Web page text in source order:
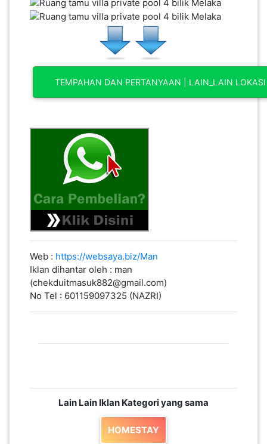
TEMPAHAN DAN PERTANYAAN | LAIN_LAIN LOKASI
Web : https://websaya.biz/Man
Iklan dihantar oleh : man
(chekduitmasuk882@gmail.com)
No Tel : 601159097325 (NAZRI)
Lain Lain Iklan Kategori yang sama
HOMESTAY
SUKAN/HOBI(2)
PERIBADI(4)
PEKERJAAN(0)
SERVIS(17)
HARTA
BENDA(1)
SELECT NEGERI